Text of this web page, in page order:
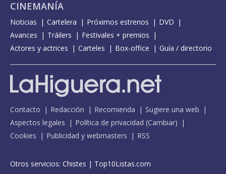
CINEMANÍA
Noticias Cartelera Próximos estrenos
DVD
Avances
Tráilers
Festivales + premios
Actores y actrices
Carteles Box-office Guía / directorio
Contacto Redacción Recomienda
Sugiere una web
Aspectos legales
Política de privacidad (Cambiar)
Cookies
Publicidad y webmasters RSS
Otros servicios: Chistes | Top10Listas.com